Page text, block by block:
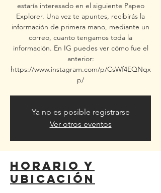
estaría interesado en el siguiente Papeo
Explorer. Una vez te apuntes, recibirás la
información de primera mano, mediante un
correo, cuanto tengamos toda la
información. En IG puedes ver cómo fue el
anterior:
https://www.instagram.com/p/CsWf4EQNqx
p/
Ya no es posible registrarse
Ver otros eventos
Horario y
ubicación